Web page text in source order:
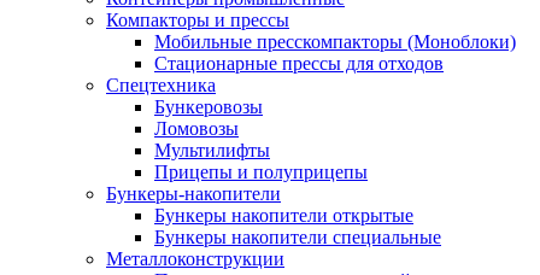
Компакторы и прессы
Мобильные пресскомпакторы (Моноблоки)
Стационарные прессы для отходов
Спецтехника
Бункеровозы
Ломовозы
Мультилифты
Прицепы и полуприцепы
Бункеры-накопители
Бункеры накопители открытые
Бункеры накопители специальные
Металлоконструкции